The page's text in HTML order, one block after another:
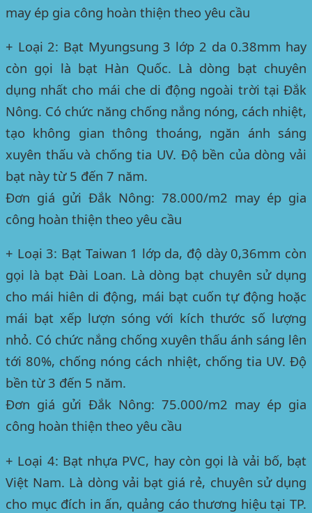
may ép gia công hoàn thiện theo yêu cầu
+ Loại 2: Bạt Myungsung 3 lớp 2 da 0.38mm hay
còn gọi là bạt Hàn Quốc. Là dòng bạt chuyên
dụng nhất cho mái che di động ngoài trời tại Đắk
Nông. Có chức năng chống nắng nóng, cách nhiệt,
tạo không gian thông thoáng, ngăn ánh sáng
xuyên thấu và chống tia UV. Độ bền của dòng vải
bạt này từ 5 đến 7 năm.
Đơn giá gửi Đắk Nông: 78.000/m2 may ép gia
công hoàn thiện theo yêu cầu
+ Loại 3: Bạt Taiwan 1 lớp da, độ dày 0,36mm còn
gọi là bạt Đài Loan. Là dòng bạt chuyên sử dụng
cho mái hiên di động, mái bạt cuốn tự động hoặc
mái bạt xếp lượn sóng với kích thước số lượng
nhỏ. Có chức nắng chống xuyên thấu ánh sáng lên
tới 80%, chống nóng cách nhiệt, chống tia UV. Độ
bền từ 3 đến 5 năm.
Đơn giá gửi Đắk Nông: 75.000/m2 may ép gia
công hoàn thiện theo yêu cầu
+ Loại 4: Bạt nhựa PVC, hay còn gọi là vải bố, bạt
Việt Nam. Là dòng vải bạt giá rẻ, chuyên sử dụng
cho mục đích in ấn, quảng cáo thương hiệutại TP.